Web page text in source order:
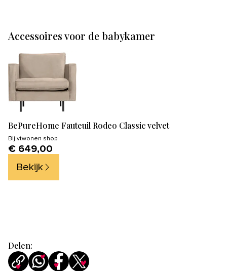
Accessoires voor de babykamer
BePureHome Fauteuil Rodeo Classic velvet
Bij vtwonen shop
€ 649,00
Bekijk
Delen: